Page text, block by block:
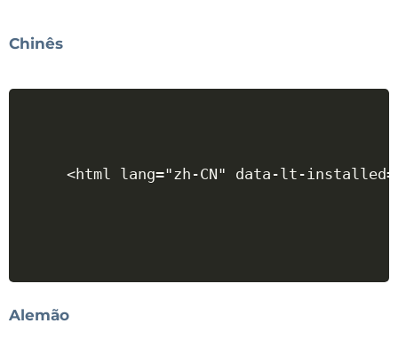
Chinês
<html lang="zh-CN" data-lt-
Alemão